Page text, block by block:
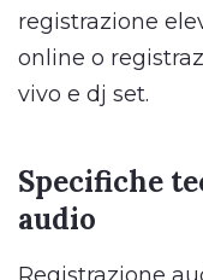
registrazione
online o
vivo e dj set.
Specifiche
audio
Registrazione